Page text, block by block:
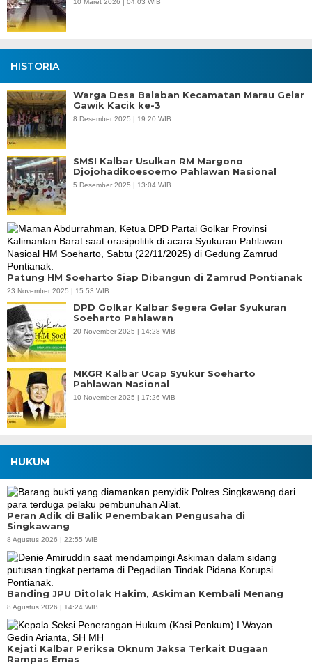
10 Maret 2026 | 04:03 WIB
HISTORIA
Warga Desa Balaban Kecamatan Marau Gelar
Gawik Kacik ke-3
8 Desember 2025 | 19:20 WIB
SMSI Kalbar Usulkan RM Margono
Djojohadikoesoemo Pahlawan Nasional
5 Desember 2025 | 13:04 WIB
Patung HM Soeharto Siap Dibangun di Zamrud Pontianak
23 November 2025 | 15:53 WIB
DPD Golkar Kalbar Segera Gelar Syukuran
Soeharto Pahlawan
20 November 2025 | 14:28 WIB
MKGR Kalbar Ucap Syukur Soeharto
Pahlawan Nasional
10 November 2025 | 17:26 WIB
HUKUM
Peran Adik di Balik Penembakan Pengusaha di
Singkawang
8 Agustus 2026 | 22:55 WIB
Banding JPU Ditolak Hakim, Askiman Kembali Menang
8 Agustus 2026 | 14:24 WIB
Kejati Kalbar Periksa Oknum Jaksa Terkait Dugaan
Rampas Emas